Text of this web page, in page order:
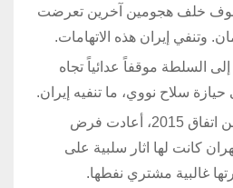
خلف هجومين آخرين تعرضت
وتنفي إيران هذه الاتهامات.
السلطة موقفاً عدائياً تجاه
حيازة سلاح نووي، ما تنفيه إيران.
وبعد انسحاب واشنطن من اتفاق 2015، أعادت فرض
كانت لها اثار سلبية على
غالبية مشتري نفطها.